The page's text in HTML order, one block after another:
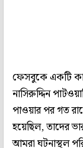
ফেসবুকে একটি
নাসিরুদ্দিন
পাওয়ার পর গত
হয়েছিল, তাদের
আমরা ঘটনাস্থল